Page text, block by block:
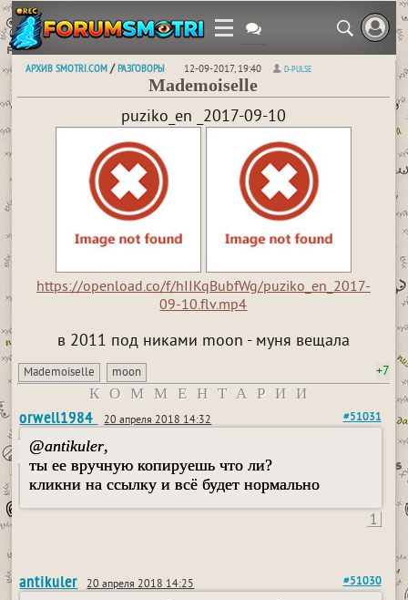
АРХИВ SMOTRI.COM /РАЗГОВОРЫ 12-09-2017, 19:40 D-PULSE
Mademoiselle
puziko_en _2017-09-10
https://openload.co/f/hIIKqBubfWg/puziko_en_2017-
09-10.flv.mp4
в 2011 под никами moon - муня вещала
Mademoiselle moon +7
КОММЕНТАРИИ
orwell1984 20 апреля 2018 14:32 #51031
@antikuler,
ты ее вручную копируешь что ли?
кликни на ссылку и всё будет нормально
1
antikuler 20 апреля 2018 14:25 #51030